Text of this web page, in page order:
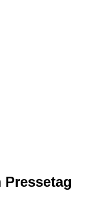
Pressetag